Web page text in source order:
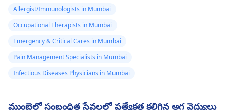
Allergist/Immunologists in Mumbai
Occupational Therapists in Mumbai
Emergency & Critical Cares in Mumbai
Pain Management Specialists in Mumbai
Infectious Diseases Physicians in Mumbai
ముంబైలో సంబంధిత సేవలలో ప్రత్యేకత కలిగిన అగ్ర వైద్యులు